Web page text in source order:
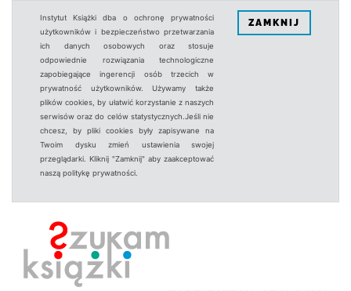
Instytut Książki dba o ochronę prywatności
użytkowników i bezpieczeństwo przetwarzania
ich danych osobowych oraz stosuje
odpowiednie rozwiązania technologiczne
zapobiegające ingerencji osób trzecich w
prywatność użytkowników. Używamy także
plików cookies, by ułatwić korzystanie z naszych
serwisów oraz do celów statystycznych.Jeśli nie
chcesz, by pliki cookies były zapisywane na
Twoim dysku zmień ustawienia swojej
przeglądarki. Kliknij "Zamknij" aby zaakceptować
naszą politykę prywatności.
ZAMKNIJ